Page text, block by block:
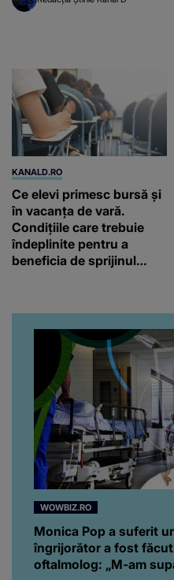
KANALD.RO
Ce elevi primesc bursă și
în vacanța de vară.
Condițiile care trebuie
îndeplinite pentru a
beneficia de sprijinul
WOWBIZ.RO
Monica Pop a suferit
îngrijorător a fost
oftalmolog: „M-am